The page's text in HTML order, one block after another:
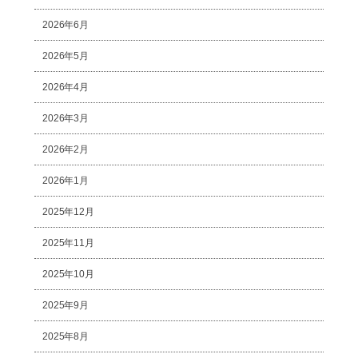
2026年6月
2026年5月
2026年4月
2026年3月
2026年2月
2026年1月
2025年12月
2025年11月
2025年10月
2025年9月
2025年8月